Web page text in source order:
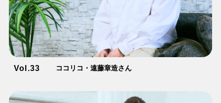
Vol.33 ココリコ・遠藤章造さん